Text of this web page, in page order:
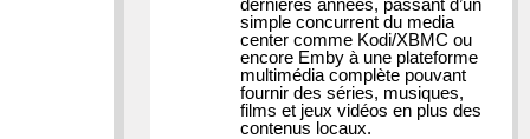
dernières années, passant d’un
simple concurrent du media
center comme Kodi/XBMC ou
encore Emby à une plateforme
multimédia complète pouvant
fournir des séries, musiques,
films et jeux vidéos en plus des
contenus locaux.